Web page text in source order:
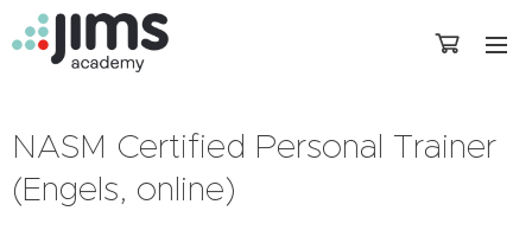
NASM Certified Personal Trainer
(Engels, online)